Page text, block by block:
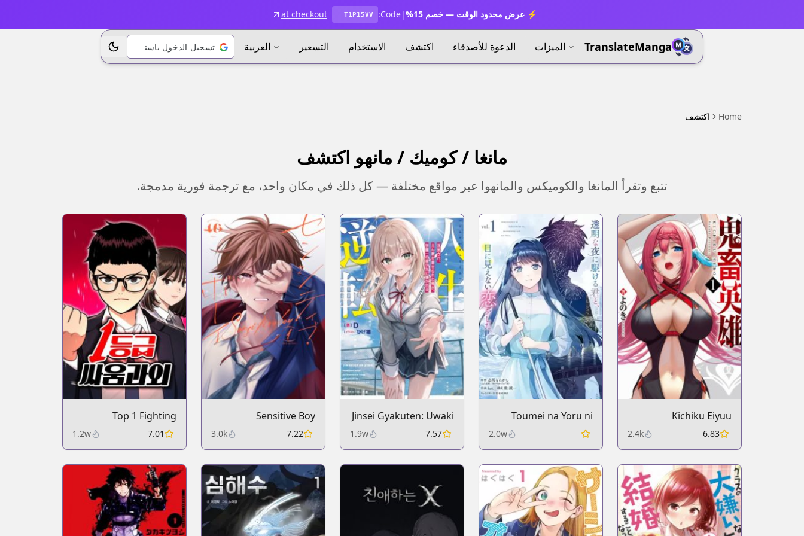
⚡ عرض محدود الوقت — خصم 15% |
Code:
T1P15VV
at checkout
TranslateManga الميزات الدعوة للأصدقاء اكتشف الاستخدام التسعير العربية تبديل الموضوع
Home اكتشف
مانغا / كوميك / مانهو اكتشف
تتبع وتقرأ المانغا والكوميكس والمانهوا عبر مواقع مختلفة — كل ذلك في مكان واحد، مع ترجمة فورية مدمجة.
Kichiku Eiyuu
6.83
2.4k
Toumei na Yoru ni
Kakeru Kimi to, Me ni
2.0w
Jinsei Gyakuten: Uwaki
sare, Enzai wo
Natsukareru
7.57
1.9w
Sensitive Boy
7.22
3.0k
Top 1 Fighting
Tutoring
7.01
1.2w